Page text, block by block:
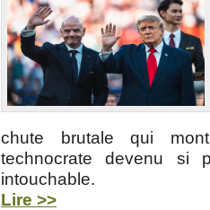
chute brutale qui
technocrate devenu si
intouchable.
Lire >>